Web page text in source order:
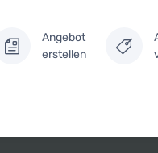
Angebot
erstellen